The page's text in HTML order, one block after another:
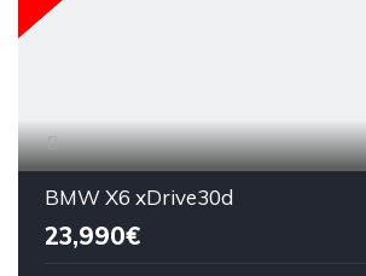
BMW X6 xDrive30d
23,990€